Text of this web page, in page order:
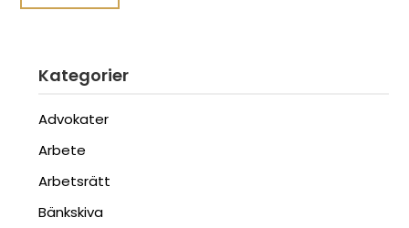
Kategorier
Advokater
Arbete
Arbetsrätt
Bänkskiva